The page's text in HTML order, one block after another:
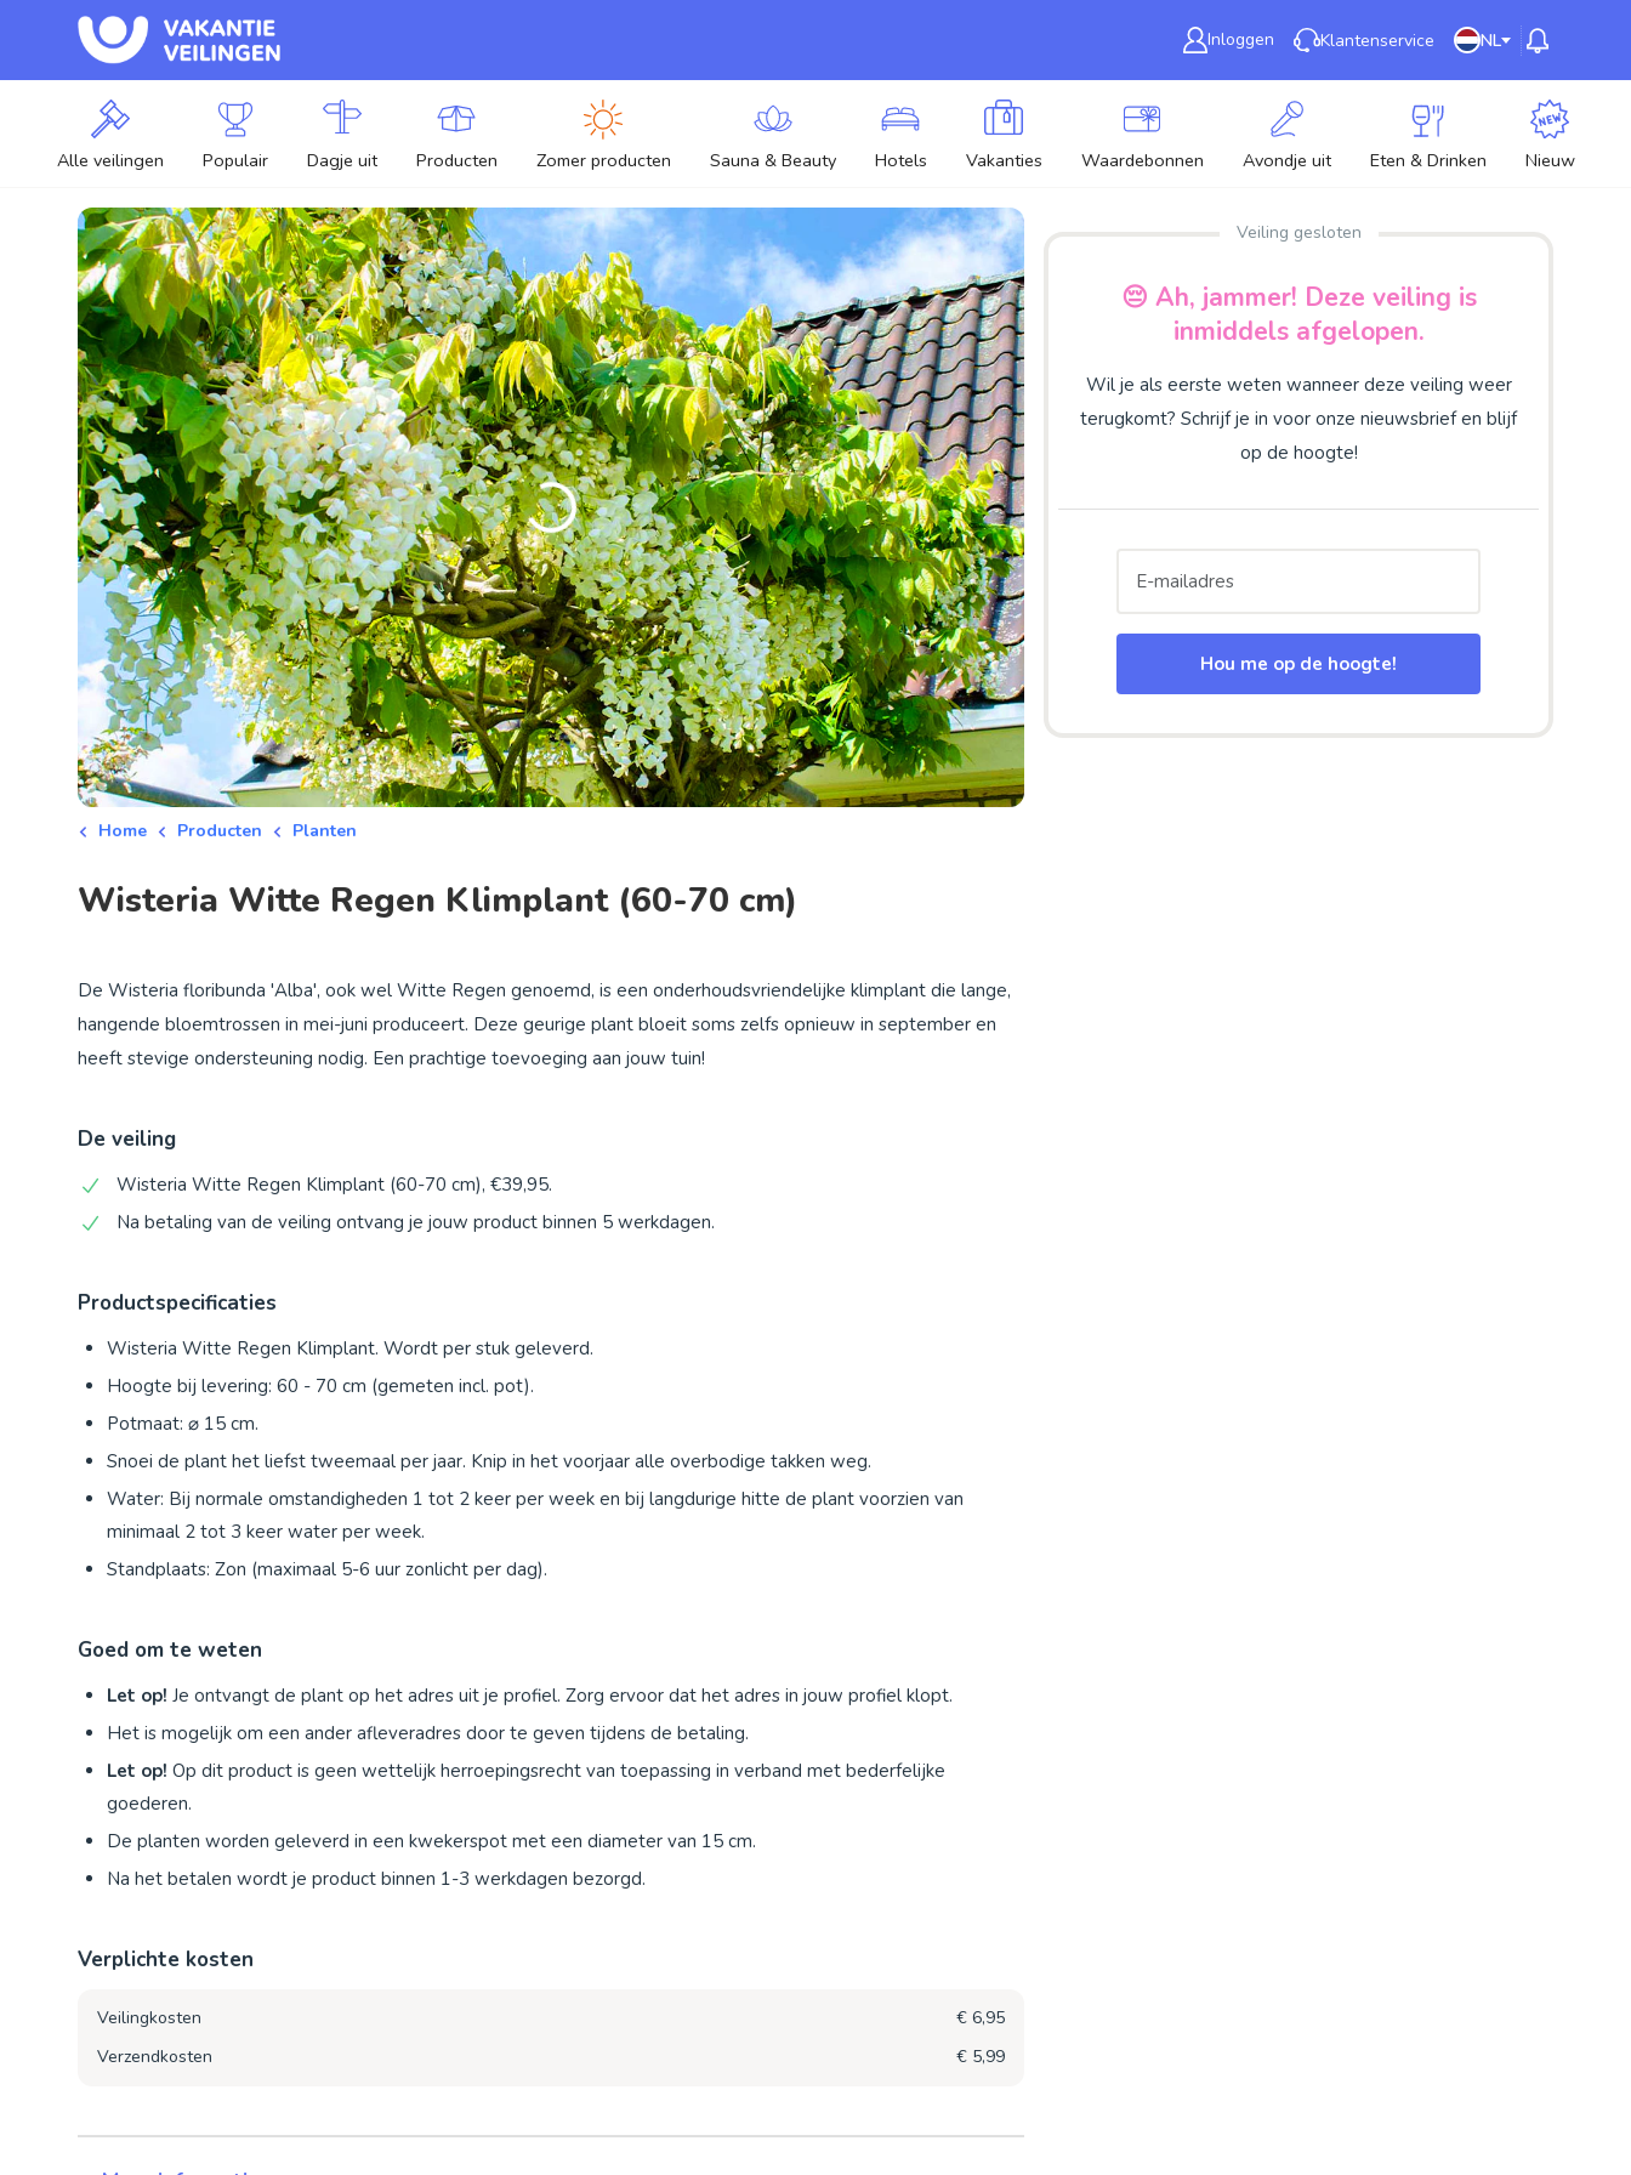
Inloggen Klantenservice NL
Alle veilingen Populair Dagje uit Producten Zomer producten Sauna & Beauty Hotels Vakanties Waardebonnen Avondje uit Eten & Drinken Nieuw
Home Producten Planten
Wisteria Witte Regen Klimplant (60-70 cm)
Veiling gesloten
😔 Ah, jammer! Deze veiling is
inmiddels afgelopen.
Wil je als eerste weten wanneer deze veiling weer
terugkomt? Schrijf je in voor onze nieuwsbrief en blijf
op de hoogte!
Hou me op de hoogte!
De Wisteria floribunda 'Alba', ook wel Witte Regen genoemd, is een onderhoudsvriendelijke klimplant die lange,
hangende bloemtrossen in mei-juni produceert. Deze geurige plant bloeit soms zelfs opnieuw in september en
heeft stevige ondersteuning nodig. Een prachtige toevoeging aan jouw tuin!
De veiling
Wisteria Witte Regen Klimplant (60-70 cm), €39,95.
Na betaling van de veiling ontvang je jouw product binnen 5 werkdagen.
Productspecificaties
Wisteria Witte Regen Klimplant. Wordt per stuk geleverd.
Hoogte bij levering: 60 - 70 cm (gemeten incl. pot).
Potmaat: ⌀ 15 cm.
Snoei de plant het liefst tweemaal per jaar. Knip in het voorjaar alle overbodige takken weg.
Water: Bij normale omstandigheden 1 tot 2 keer per week en bij langdurige hitte de plant voorzien van
minimaal 2 tot 3 keer water per week.
Standplaats: Zon (maximaal 5-6 uur zonlicht per dag).
Goed om te weten
Let op! Je ontvangt de plant op het adres uit je profiel. Zorg ervoor dat het adres in jouw profiel klopt.
Het is mogelijk om een ander afleveradres door te geven tijdens de betaling.
Let op! Op dit product is geen wettelijk herroepingsrecht van toepassing in verband met bederfelijke
goederen.
De planten worden geleverd in een kwekerspot met een diameter van 15 cm.
Na het betalen wordt je product binnen 1-3 werkdagen bezorgd.
Verplichte kosten
Veilingkosten
€ 6,95
Verzendkosten
€ 5,99